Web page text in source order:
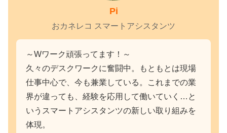
Pi
おカネレコ スマートアシスタンツ
～Wワーク頑張ってます！～
久々のデスクワークに奮闘中。もともとは現場
仕事中心で、今も兼業している。これまでの業
界が違っても、経験を応用して働いていく…と
いうスマートアシスタンツの新しい取り組みを
体現。